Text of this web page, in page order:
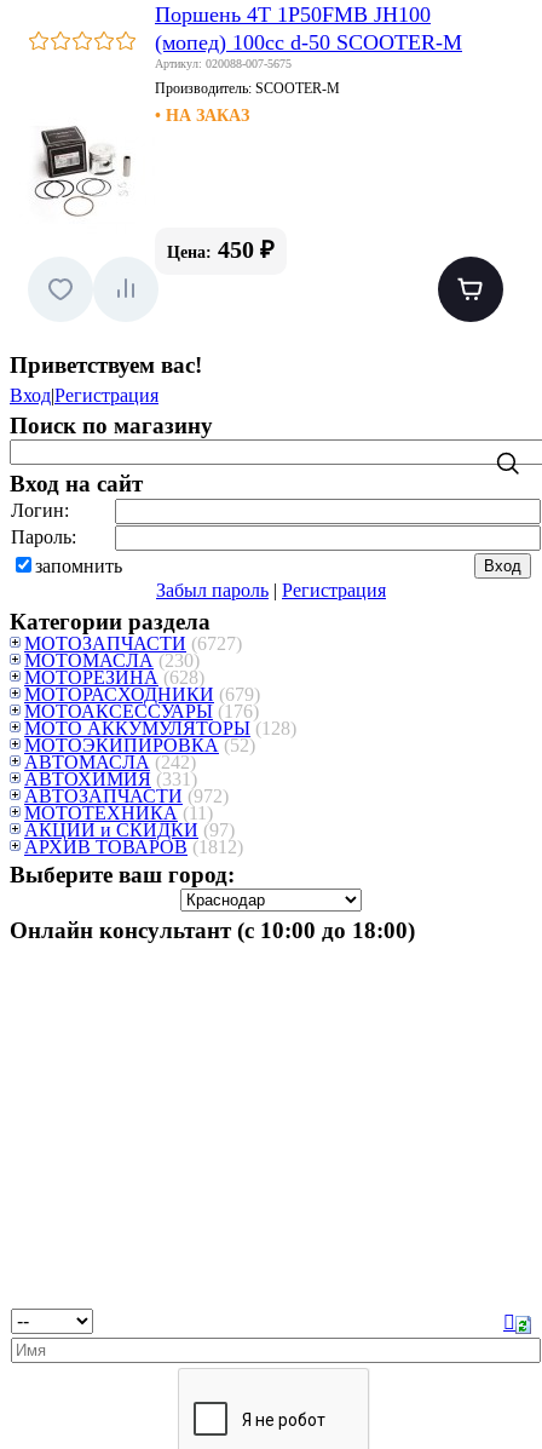
Поршень 4T 1P50FMB JH100
(мопед) 100сс d-50 SCOOTER-M
Артикул: 020088-007-5675
Производитель: SCOOTER-M
• НА ЗАКАЗ
Цена: 450 ₽
Приветствуем вас!
Вход|Регистрация
Поиск по магазину
Вход на сайт
Логин:
Пароль:
запомнить
Забыл пароль | Регистрация
Категории раздела
МОТОЗАПЧАСТИ (6727)
МОТОМАСЛА (230)
МОТОРЕЗИНА (628)
МОТОРАСХОДНИКИ (679)
МОТОАКСЕССУАРЫ (176)
МОТО АККУМУЛЯТОРЫ (128)
МОТОЭКИПИРОВКА (52)
АВТОМАСЛА (242)
АВТОХИМИЯ (331)
АВТОЗАПЧАСТИ (972)
МОТОТЕХНИКА (11)
АКЦИИ и СКИДКИ (97)
АРХИВ ТОВАРОВ (1812)
Выберите ваш город:
Онлайн консультант (с 10:00 до 18:00)